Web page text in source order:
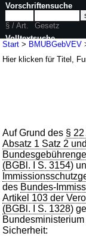
Start > BMUBGebVEV
Hier klicken fürTitel,
des
des
V. v. 30.06.2021 BGBl.
2 Änderungen
| wird
Auf Grund des §
Absatz 1 Satz 2
(BGBl. I S. 3154)
des Bundes-
Artikel 103 der
(BGBl. I S. 1328)
Sicherheit:
Vorschriftensuche
§ / Art.
Gesetz
Volltextsuche
nur in